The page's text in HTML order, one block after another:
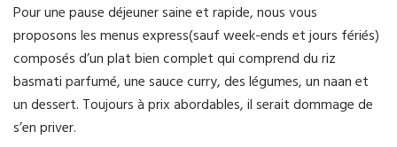
Pour une pause déjeuner saine et rapide, nous vous
proposons les menus express(sauf week-ends et jours fériés)
composés d’un plat bien complet qui comprend du riz
basmati parfumé, une sauce curry, des légumes, un naan et
un dessert. Toujours à prix abordables, il serait dommage de
s’en priver.